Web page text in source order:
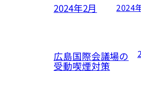
2024年2月 2024
広島国際会議場の
受動喫煙対策